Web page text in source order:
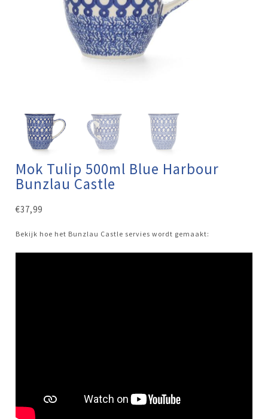
Mok Tulip 500ml Blue Harbour
Bunzlau Castle
€37,99
Bekijk hoe het Bunzlau Castle servies wordt gemaakt: